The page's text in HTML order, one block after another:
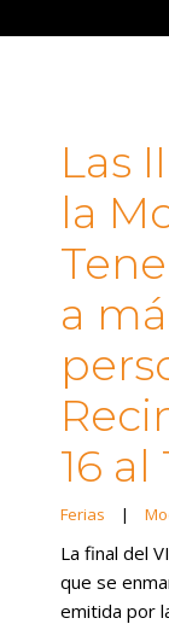
Las
la
a
16 al
Ferias |
La final del
que se
emitida por